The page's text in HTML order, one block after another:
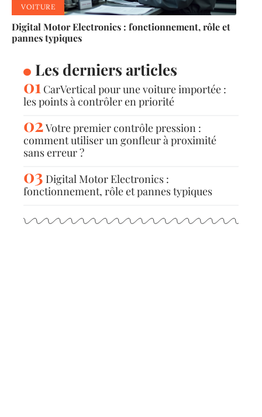
VOITURE
Digital Motor Electronics : fonctionnement, rôle et
pannes typiques
Les derniers articles
CarVertical pour une voiture importée :
les points à contrôler en priorité
Votre premier contrôle pression :
comment utiliser un gonfleur à proximité
sans erreur ?
Digital Motor Electronics :
fonctionnement, rôle et pannes typiques